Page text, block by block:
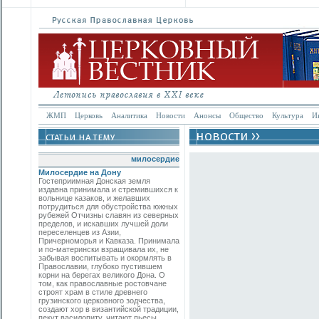
ЖМП Церковь Аналитика Новости Анонсы Общество Культура
милосердие
Милосердие на Дону
Гостеприимная Донская земля
издавна принимала и стремившихся к
вольнице казаков, и желавших
потрудиться для обустройства южных
рубежей Отчизны славян из северных
пределов, и искавших лучшей доли
переселенцев из Азии,
Причерноморья и Кавказа. Принимала
и по-матерински взращивала их, не
забывая воспитывать и окормлять в
Православии, глубоко пустившем
корни на берегах великого Дона. О
том, как православные ростовчане
строят храм в стиле древнего
грузинского церковного зодчества,
создают хор в византийской традиции,